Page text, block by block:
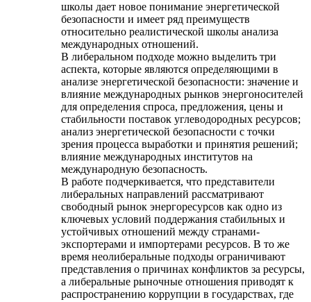
школы дает новое понимание энергетической
безопасности и имеет ряд преимуществ
относительно реалистической школы анализа
международных отношений.
В либеральном подходе можно выделить три
аспекта, которые являются определяющими в
анализе энергетической безопасности: значение и
влияние международных рынков энергоносителей
для определения спроса, предложения, цены и
стабильности поставок углеводородных ресурсов;
анализ энергетической безопасности с точки
зрения процесса выработки и принятия решений;
влияние международных институтов на
международную безопасность.
В работе подчеркивается, что представители
либеральных направлений рассматривают
свободный рынок энергоресурсов как одно из
ключевых условий поддержания стабильных и
устойчивых отношений между странами-
экспортерами и импортерами ресурсов. В то же
время неолиберальные подходы ограничивают
представления о причинах конфликтов за ресурсы,
а либеральные рыночные отношения приводят к
распространению коррупции в государствах, где